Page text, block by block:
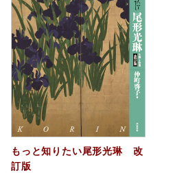
もっと知りたい尾形光琳 改
訂版